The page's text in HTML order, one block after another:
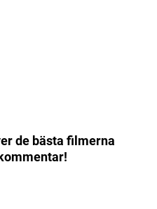
de bästa filmerna